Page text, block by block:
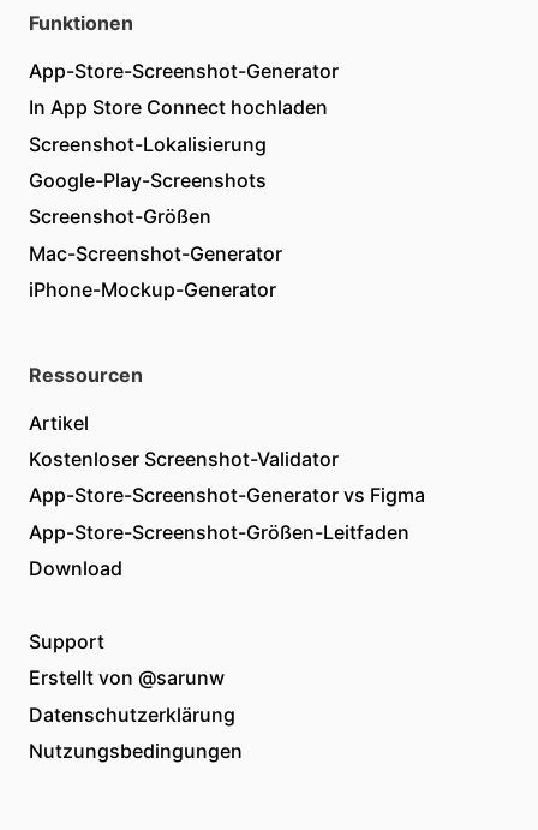
Funktionen
App-Store-Screenshot-Generator
In App Store Connect hochladen
Screenshot-Lokalisierung
Google-Play-Screenshots
Screenshot-Größen
Mac-Screenshot-Generator
iPhone-Mockup-Generator
Ressourcen
Artikel
Kostenloser Screenshot-Validator
App-Store-Screenshot-Generator vs Figma
App-Store-Screenshot-Größen-Leitfaden
Download
Support
Erstellt von @sarunw
Datenschutzerklärung
Nutzungsbedingungen